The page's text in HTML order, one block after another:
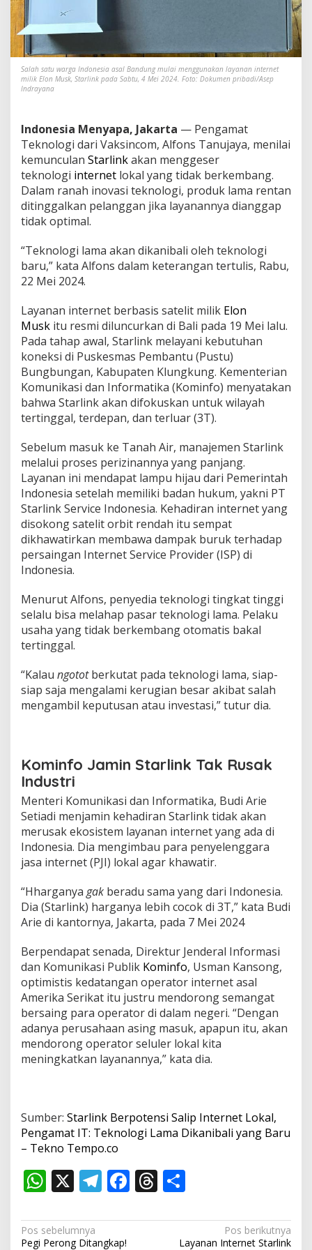
a
l
i
t
e
r
n
e
t
L
o
l
,
g
a
m
a
t
I
T
:
T
k
n
o
l
o
g
i
L
a
m
k
a
n
a
l
i
y
a
u
Salah satu warga Indonesia asal Bandung mulai menggunakan layanan internet
milik Elon Musk, Starlink pada Sabtu, 4 Mei 2024. Foto: Dokumen pribadi/Asep
Indrayana
Indonesia Menyapa, Jakarta — Pengamat
Teknologi dari Vaksincom, Alfons Tanujaya, menilai
kemunculan Starlinkakan menggeser
teknologi internet lokal yang tidak berkembang.
Dalam ranah inovasi teknologi, produk lama rentan
ditinggalkan pelanggan jika layanannya dianggap
tidak optimal.
“Teknologi lama akan dikanibali oleh teknologi
baru,” kata Alfons dalam keterangan tertulis, Rabu,
22 Mei 2024.
Layanan internet berbasis satelit milik Elon
Musk itu resmi diluncurkan di Bali pada 19 Mei lalu.
Pada tahap awal, Starlink melayani kebutuhan
koneksi di Puskesmas Pembantu (Pustu)
Bungbungan, Kabupaten Klungkung. Kementerian
Komunikasi dan Informatika (Kominfo) menyatakan
bahwa Starlink akan difokuskan untuk wilayah
tertinggal, terdepan, dan terluar (3T).
Sebelum masuk ke Tanah Air, manajemen Starlink
melalui proses perizinannya yang panjang.
Layanan ini mendapat lampu hijau dari Pemerintah
Indonesia setelah memiliki badan hukum, yakni PT
Starlink Service Indonesia. Kehadiran internet yang
disokong satelit orbit rendah itu sempat
dikhawatirkan membawa dampak buruk terhadap
persaingan Internet Service Provider (ISP) di
Indonesia.
Menurut Alfons, penyedia teknologi tingkat tinggi
selalu bisa melahap pasar teknologi lama. Pelaku
usaha yang tidak berkembang otomatis bakal
tertinggal.
“Kalau ngototberkutat pada teknologi lama, siap-
siap saja mengalami kerugian besar akibat salah
mengambil keputusan atau investasi,” tutur dia.
Kominfo Jamin Starlink Tak Rusak
Industri
Menteri Komunikasi dan Informatika, Budi Arie
Setiadi menjamin kehadiran Starlink tidak akan
merusak ekosistem layanan internet yang ada di
Indonesia. Dia mengimbau para penyelenggara
jasa internet (PJI) lokal agar khawatir.
“Hharganyagak beradu sama yang dari Indonesia.
Dia (Starlink) harganya lebih cocok di 3T,” kata Budi
Arie di kantornya, Jakarta, pada 7 Mei 2024
Berpendapat senada, Direktur Jenderal Informasi
dan Komunikasi Publik Kominfo, Usman Kansong,
optimistis kedatangan operator internet asal
Amerika Serikat itu justru mendorong semangat
bersaing para operator di dalam negeri. “Dengan
adanya perusahaan asing masuk, apapun itu, akan
mendorong operator seluler lokal kita
meningkatkan layanannya,” kata dia.
Sumber: Starlink Berpotensi Salip Internet Lokal,
Pengamat IT: Teknologi Lama Dikanibali yang Baru
– Tekno Tempo.co
W
at
X T
e
F
e
T
re ar
N
Pos sebelumnya
Pegi Perong Ditangkap!
Pos berikutnya
Layanan Internet Starlink